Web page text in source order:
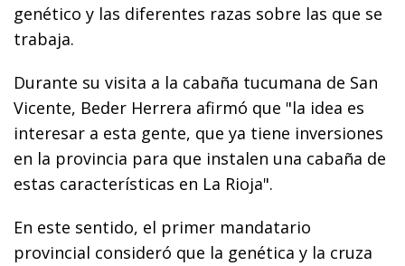
genético y las diferentes razas sobre las que se
trabaja.
Durante su visita a la cabaña tucumana de San
Vicente, Beder Herrera afirmó que "la idea es
interesar a esta gente, que ya tiene inversiones
en la provincia para que instalen una cabaña de
estas características en La Rioja".
En este sentido, el primer mandatario
provincial consideró que la genética y la cruza